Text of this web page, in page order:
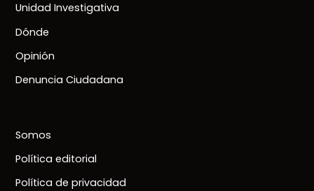
Unidad Investigativa
Dónde
Opinión
Denuncia Ciudadana
Somos
Política editorial
Política de privacidad